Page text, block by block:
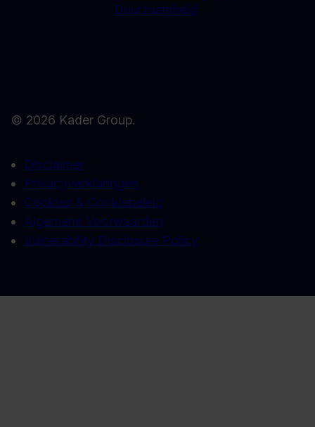
Duurzaamheid
© 2026 Kader Group.
Disclaimer
Privacyverklaringen
Cookies & Cookiebeleid
Algemene Voorwaarden
Vulnerability Disclosure Policy